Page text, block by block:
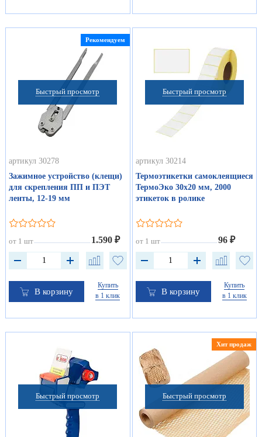
Быстрый просмотр
Рекомендуем
артикул 30278
Зажимное устройство (клещи)
для скрепления ПП и ПЭТ
ленты, 12-19 мм
от 1 шт 1.590 ₽
В корзину
Купить
в 1 клик
Быстрый просмотр
артикул 30214
Термоэтикетки самоклеящиеся
ТермоЭко 30х20 мм, 2000
этикеток в ролике
от 1 шт 96 ₽
В корзину
Купить
в 1 клик
Быстрый просмотр Быстрый просмотр
Хит продаж